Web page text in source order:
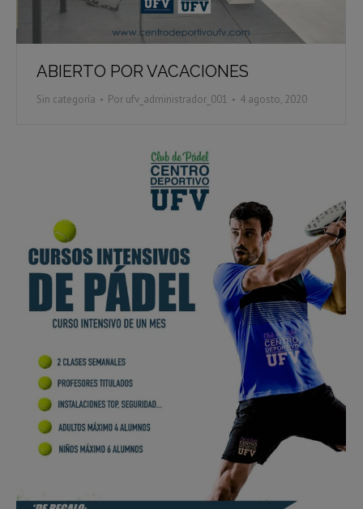
ABIERTO POR VACACIONES
Sin categoría Por ufv_administrador_001 4 agosto, 2020